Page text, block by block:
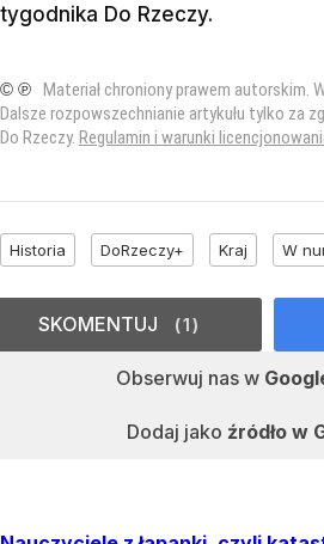
tygodnika Do Rzeczy.
© ℗ Materiał chroniony prawem autorskim.
Dalsze rozpowszechnianie artykułu tylko za
Do Rzeczy. Regulamin i warunki
Historia DoRzeczy+ Kraj W
Obserwuj nas w
Dodaj jako źródło w
SKOMENTUJ 1